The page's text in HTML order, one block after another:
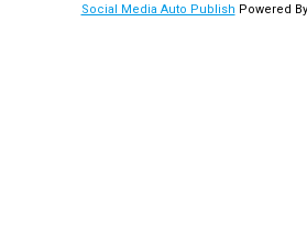
Social Media Auto Publish Powered